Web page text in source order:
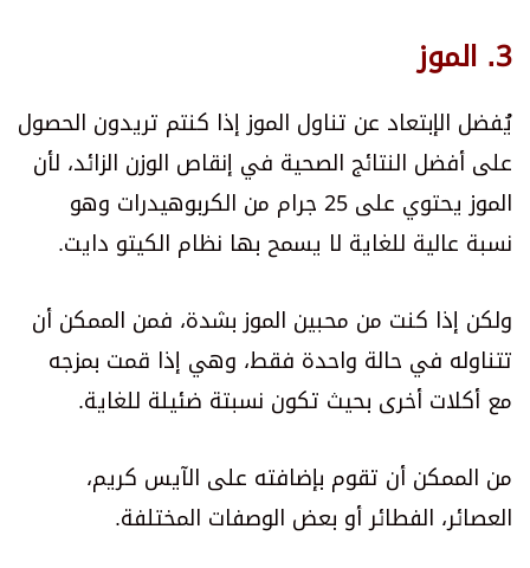
3. الموز
يُفضل الإبتعاد عن تناول الموز إذا كنتم تريدون الحصول
على أفضل النتائج الصحية في إنقاص الوزن الزائد، لأن
الموز يحتوي على 25 جرام من الكربوهيدرات وهو
نسبة عالية للغاية لا يسمح بها نظام الكيتو دايت.
ولكن إذا كنت من محبين الموز بشدة، فمن الممكن أن
تتناوله في حالة واحدة فقط، وهي إذا قمت بمزجه
مع أكلات أخرى بحيث تكون نسبتة ضئيلة للغاية.
من الممكن أن تقوم بإضافته على الآيس كريم،
العصائر، الفطائر أو بعض الوصفات المختلفة.